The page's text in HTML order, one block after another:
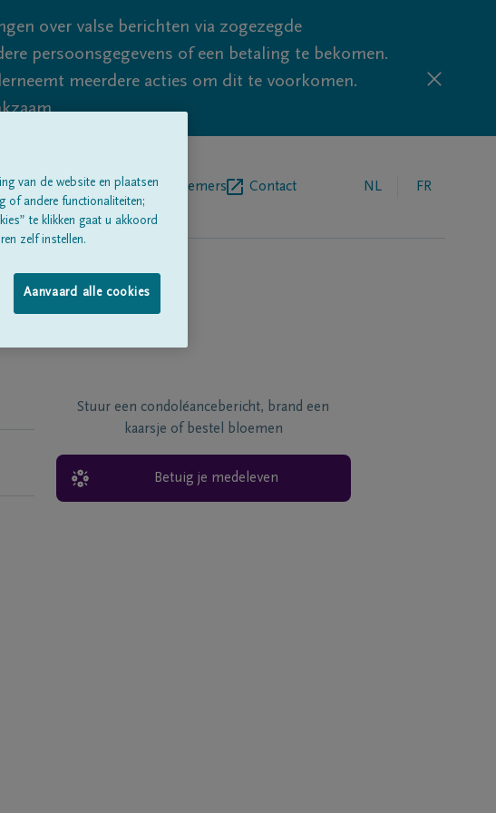
over valse berichten via zogezegde
persoonsgegevens of een betaling te bekomen.
meerdere acties om dit te voorkomen.
Over onsBegrafenisondernemers Contact NL FR
Stuur een condoléancebericht, brand een
kaarsje of bestel bloemen
Betuig je medeleven
van de website en plaatsen
of andere functionaliteiten;
te klikken gaat u akkoord
zelf instellen.
Aanvaard alle cookies